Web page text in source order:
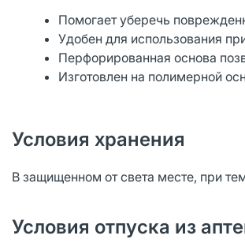
Помогает уберечь
Удобен для использования
Перфорированная основа
Изготовлен на полимерной
Условия хранения
В защищенном от света месте, при
Условия отпуска из